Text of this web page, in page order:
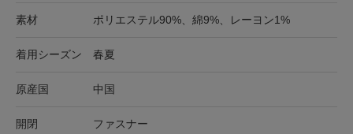
素材 ポリエステル90%、綿9%、レーヨン1%
着用シーズン 春夏
原産国 中国
開閉 ファスナー